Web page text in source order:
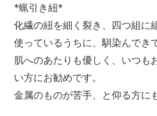
*蝋引き紐*
化繊の紐を細く裂き、四つ組に
使っているうちに、馴染んでき
肌へのあたりも優しく、いつも
い方にお勧めです。
金属のものが苦手、と仰る方に